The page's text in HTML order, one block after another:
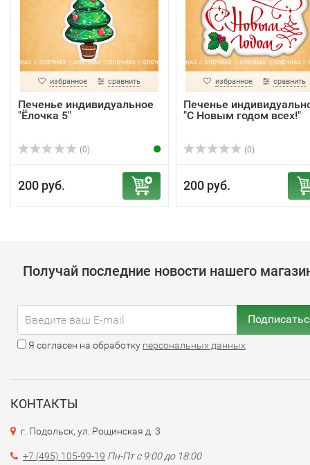
избранное сравнить
Печенье индивидуальное
"Ёлочка 5"
(0)
200 руб.
избранное сравнить
Печенье
"С Новым годом всех!"
(0)
200 руб.
Получай последние новости нашего
Я согласен на обработку персональных данных
КОНТАКТЫ
г. Подольск, ул. Рощинская д. 3
+7 (495) 105-99-19 Пн-Пт с 9:00 до 18:00